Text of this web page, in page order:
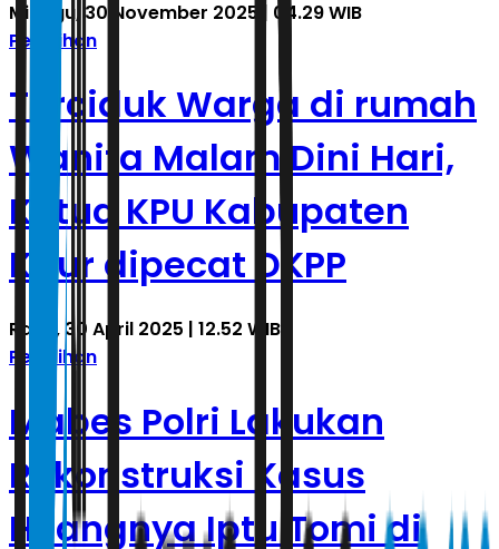
Minggu, 30 November 2025 | 04.29 WIB
Pemilihan
Terciduk Warga di rumah
Wanita Malam Dini Hari,
Ketua KPU Kabupaten
Kaur dipecat DKPP
Rabu, 30 April 2025 | 12.52 WIB
Pemilihan
Mabes Polri Lakukan
Rekonstruksi Kasus
Hilangnya Iptu Tomi di